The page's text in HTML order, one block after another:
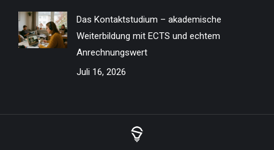
Das Kontaktstudium – akademische
Weiterbildung mit ECTS und echtem
Anrechnungswert
Juli 16, 2026